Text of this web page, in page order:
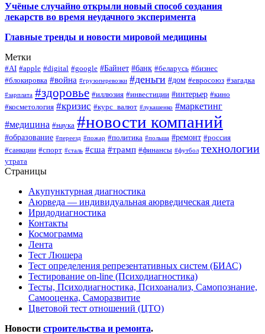
Учёные случайно открыли новый способ создания
лекарств во время неудачного эксперимента
Главные тренды и новости мировой медицины
Метки
#AI #apple #digital #google #Байнет #банк #беларусь #бизнес
#блокировка #война #грузоперевозки #деньги #дом #евросоюз #загадка
#зарплата #здоровье #иллюзия #инвестиции #интерьер #кино
#косметология #кризис #курс_валют #лукашенко #маркетинг
#медицина #наука #новости компаний
#образование #переезд #пожар #политика #польша #ремонт #россия
#санкции #спорт #сталь #сша #трамп #финансы #футбол технологии
утрата
Страницы
Акупунктурная диагностика
Аюрведа — индивидуальная аюрведическая диета
Иридодиагностика
Контакты
Космограмма
Лента
Тест Люшера
Тест определения репрезентативных систем (БИАС)
Тестирование on-line (Психодиагностика)
Тесты, Психодиагностика, Психоанализ, Самопознание,
Самооценка, Саморазвитие
Цветовой тест отношений (ЦТО)
Новости строительства и ремонта.